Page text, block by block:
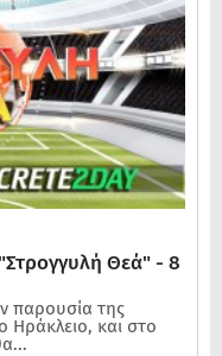
Θεά" - 8
παρουσία της
και στο